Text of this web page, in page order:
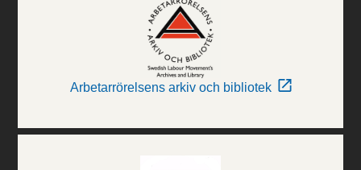
Arbetarrörelsens arkiv och bibliotek